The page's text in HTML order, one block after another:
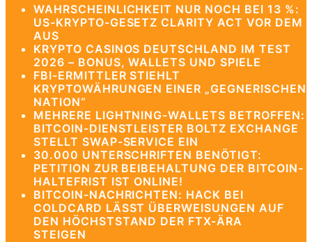
WAHRSCHEINLICHKEIT NUR NOCH BEI 13 %:
US-KRYPTO-GESETZ CLARITY ACT VOR DEM
AUS
KRYPTO CASINOS DEUTSCHLAND IM TEST
2026 – BONUS, WALLETS UND SPIELE
FBI-ERMITTLER STIEHLT
KRYPTOWÄHRUNGEN EINER „GEGNERISCHEN
NATION“
MEHRERE LIGHTNING-WALLETS BETROFFEN:
BITCOIN-DIENSTLEISTER BOLTZ EXCHANGE
STELLT SWAP-SERVICE EIN
30.000 UNTERSCHRIFTEN BENÖTIGT:
PETITION ZUR BEIBEHALTUNG DER BITCOIN-
HALTEFRIST IST ONLINE!
BITCOIN-NACHRICHTEN: HACK BEI
COLDCARD LÄSST ÜBERWEISUNGEN AUF
DEN HÖCHSTSTAND DER FTX-ÄRA
STEIGEN